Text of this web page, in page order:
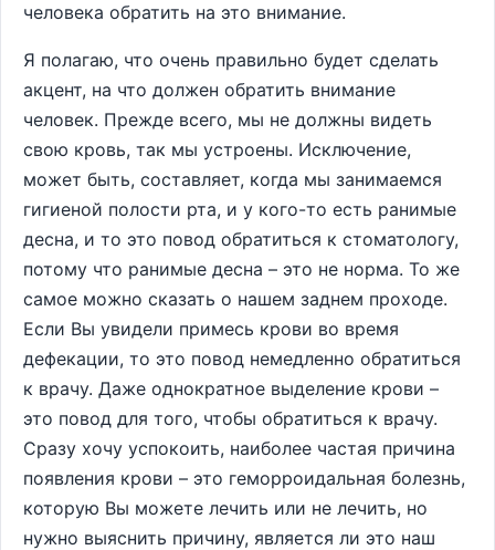
человека обратить на это внимание.
Я полагаю, что очень правильно будет сделать
акцент, на что должен обратить внимание
человек. Прежде всего, мы не должны видеть
свою кровь, так мы устроены. Исключение,
может быть, составляет, когда мы занимаемся
гигиеной полости рта, и у кого-то есть ранимые
десна, и то это повод обратиться к стоматологу,
потому что ранимые десна – это не норма. То же
самое можно сказать о нашем заднем проходе.
Если Вы увидели примесь крови во время
дефекации, то это повод немедленно обратиться
к врачу. Даже однократное выделение крови –
это повод для того, чтобы обратиться к врачу.
Сразу хочу успокоить, наиболее частая причина
появления крови – это геморроидальная болезнь,
которую Вы можете лечить или не лечить, но
нужно выяснить причину, является ли это наш